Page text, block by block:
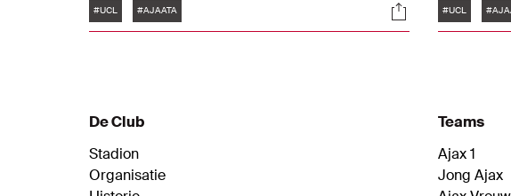
League. De Europa League rest na de
winterstop. "De teleurstelling overheerst."
Tags
#UCL #AJAATA Socials
dit
Tags
#UCL
De Club
Stadion
Organisatie
Teams
Ajax 1
Jong Ajax